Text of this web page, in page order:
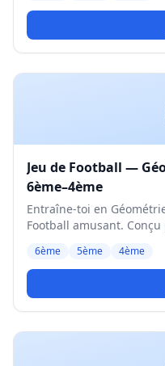
Jeu de Football —
6ème–4ème
Entraîne-toi en
Football amusant.
6ème 5ème 4ème